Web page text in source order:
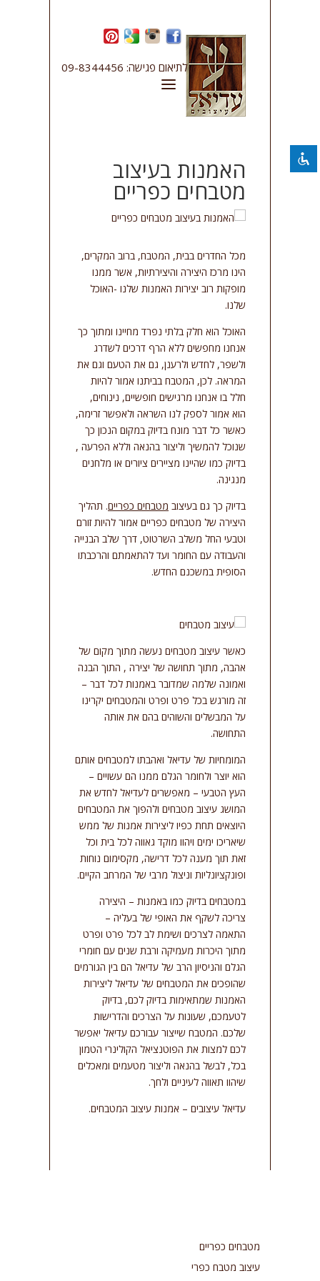
השבת את ההבזקים
סמן כותרות
צבע רקע
הקטן את הגופן
הגדל את הגופן
ניגודיות בהירה
ניגודיות כהה
קו תחתון קישורים
סמן קישורים
אפס
את
כל
האפשרויות
cached
לתיאום פגישה: 09-8344456
האמנות בעיצוב
מטבחים כפריים
מכל החדרים בבית, המטבח, ברוב המקרים,
הינו מרכז היצירה והיצירתיות, אשר ממנו
מופקות רוב יצירות האמנות שלנו -האוכל
שלנו.
האוכל הוא חלק בלתי נפרד מחיינו ומתוך כך
אנחנו מחפשים ללא הרף דרכים לשדרג
ולשפר, לחדש ולרענן, גם את הטעם וגם את
המראה. לכן, המטבח בביתנו אמור להיות
חלל בו אנחנו מרגישים חופשיים, נינוחים,
הוא אמור לספק לנו השראה ולאפשר זרימה,
כאשר כל דבר מונח בדיוק במקום הנכון כך
שנוכל להמשיך וליצור בהנאה וללא הפרעה ,
בדיוק כמו שהיינו מציירים ציורים או מלחנים
מנגינה.
בדיוק כך גם בעיצוב מטבחים כפריים. תהליך
היצירה של מטבחים כפריים אמור להיות זורם
וטבעי החל משלב השרטוט, דרך שלב הבנייה
והעבודה עם החומר ועד להתאמתם והרכבתו
הסופית במשכנם החדש.
כאשר עיצוב מטבחים נעשה מתוך מקום של
אהבה, מתוך תחושה של יצירה , התוך הבנה
ואמונה שלמה שמדובר באמנות לכל דבר –
זה מורגש בכל פרט ופרט והמטבחים יקרינו
על המבשלים והשוהים בהם את אותה
התחושה.
המומחיות של עדיאל ואהבתו למטבחים אותם
הוא יוצר ולחומר הגלם ממנו הם עשויים –
העץ הטבעי – מאפשרים לעדיאל לחדש את
המושג עיצוב מטבחים ולהפוך את המטבחים
היוצאים תחת כפיו ליצירות אמנות של ממש
שיאריכו ימים ויהוו מוקד גאווה לכל בית וכל
זאת תוך מענה לכל דרישה, מקסימום נוחות
ופונקציונליות וניצול מרבי של המרחב הקיים.
במטבחים בדיוק כמו באמנות – היצירה
צריכה לשקף את האופי של בעליה –
התאמה לצרכים ושימת לב לכל פרט ופרט
מתוך היכרות מעמיקה ורבת שנים עם חומרי
הגלם והניסיון הרב של עדיאל הם בין הגורמים
שהופכים את המטבחים של עדיאל ליצירות
האמנות שמתאימות בדיוק לכם, בדיוק
לטעמכם, שעונות על הצרכים והדרישות
שלכם. המטבח שייצור עבורכם עדיאל יאפשר
לכם למצות את הפוטנציאל הקולינרי הטמון
בכל, לבשל בהנאה וליצור מטעמים ומאכלים
שיהוו תאווה לעיניים ולחך.
עדיאל עיצובים – אמנות עיצוב המטבחים.
מטבחים כפריים
עיצוב מטבח כפרי